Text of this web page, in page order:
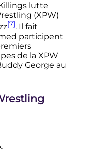
lutte
(XPW)
[7]. Il fait
participent
de la XPW
George au
.